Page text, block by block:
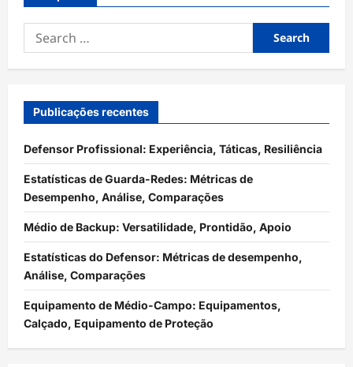
Search
for:
Publicações recentes
Defensor Profissional: Experiência, Táticas, Resiliência
Estatísticas de Guarda-Redes: Métricas de
Desempenho, Análise, Comparações
Médio de Backup: Versatilidade, Prontidão, Apoio
Estatísticas do Defensor: Métricas de desempenho,
Análise, Comparações
Equipamento de Médio-Campo: Equipamentos,
Calçado, Equipamento de Proteção